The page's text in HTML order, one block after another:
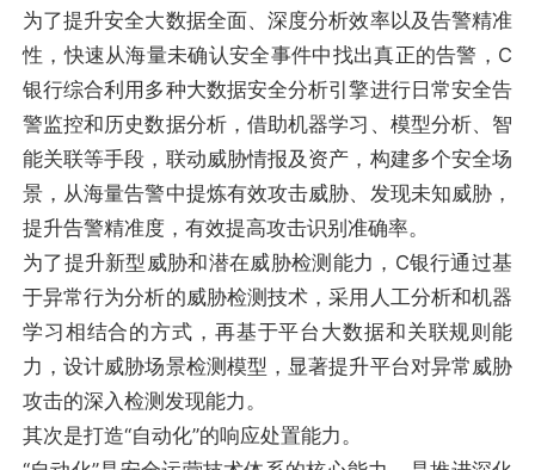
为了提升安全大数据全面、深度分析效率以及告警精准
性，快速从海量未确认安全事件中找出真正的告警，C
银行综合利用多种大数据安全分析引擎进行日常安全告
警监控和历史数据分析，借助机器学习、模型分析、智
能关联等手段，联动威胁情报及资产，构建多个安全场
景，从海量告警中提炼有效攻击威胁、发现未知威胁，
提升告警精准度，有效提高攻击识别准确率。
为了提升新型威胁和潜在威胁检测能力，C银行通过基
于异常行为分析的威胁检测技术，采用人工分析和机器
学习相结合的方式，再基于平台大数据和关联规则能
力，设计威胁场景检测模型，显著提升平台对异常威胁
攻击的深入检测发现能力。
其次是打造“自动化”的响应处置能力。